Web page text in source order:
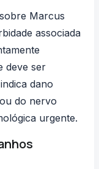
Marcus
associada
deve ser
dano
do nervo
urgente.